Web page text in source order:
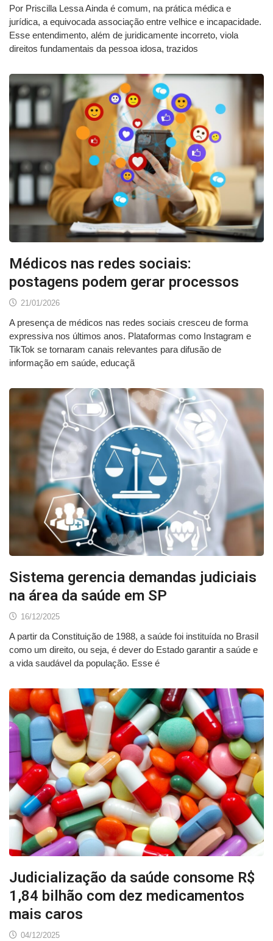
Por Priscilla Lessa Ainda é comum, na prática médica e
jurídica, a equivocada associação entre velhice e incapacidade.
Esse entendimento, além de juridicamente incorreto, viola
direitos fundamentais da pessoa idosa, trazidos
Médicos nas redes sociais:
postagens podem gerar processos
21/01/2026
A presença de médicos nas redes sociais cresceu de forma
expressiva nos últimos anos. Plataformas como Instagram e
TikTok se tornaram canais relevantes para difusão de
informação em saúde, educaçã
Sistema gerencia demandas judiciais
na área da saúde em SP
16/12/2025
A partir da Constituição de 1988, a saúde foi instituída no Brasil
como um direito, ou seja, é dever do Estado garantir a saúde e
a vida saudável da população. Esse é
Judicialização da saúde consome R$
1,84 bilhão com dez medicamentos
mais caros
04/12/2025